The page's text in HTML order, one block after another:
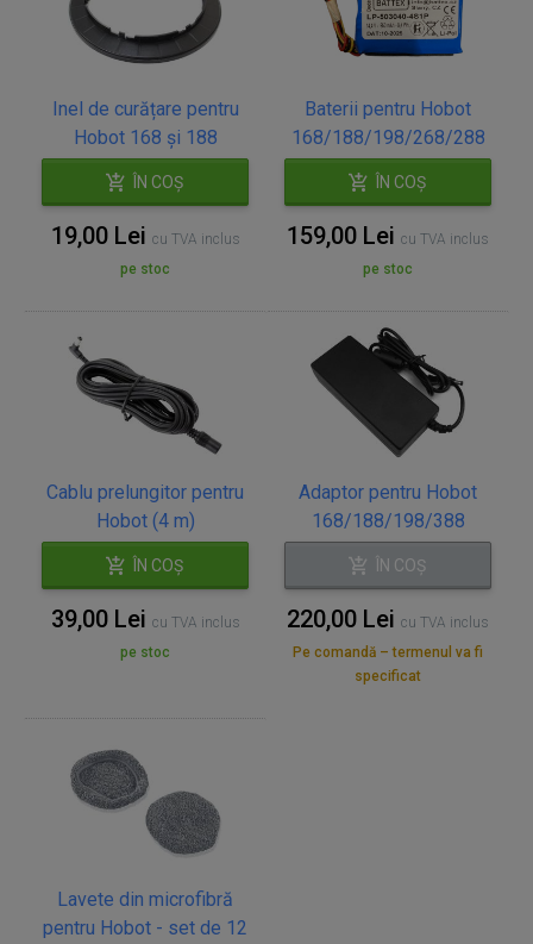
Inel de curățare pentru
Hobot 168 și 188
ÎN COȘ
19,00 Lei cu TVA inclus
pe stoc
Baterii pentru Hobot
168/188/198/268/288
ÎN COȘ
159,00 Lei cu TVA inclus
pe stoc
Cablu prelungitor pentru
Hobot (4 m)
ÎN COȘ
39,00 Lei cu TVA inclus
pe stoc
Adaptor pentru Hobot
168/188/198/388
ÎN COȘ
220,00 Lei cu TVA inclus
Pe comandă – termenul va fi
specificat
Lavete din microfibră
pentru Hobot - set de 12